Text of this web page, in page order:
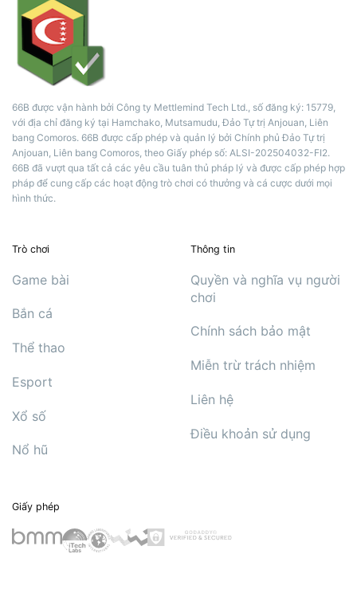
66B được vận hành bởi Công ty Mettlemind Tech Ltd., số đăng ký: 15779,
với địa chỉ đăng ký tại Hamchako, Mutsamudu, Đảo Tự trị Anjouan, Liên
bang Comoros. 66B được cấp phép và quản lý bởi Chính phủ Đảo Tự trị
Anjouan, Liên bang Comoros, theo Giấy phép số: ALSI-202504032-FI2.
66B đã vượt qua tất cả các yêu cầu tuân thủ pháp lý và được cấp phép hợp
pháp để cung cấp các hoạt động trò chơi có thưởng và cá cược dưới mọi
hình thức.
Trò chơi
Game bài
Bắn cá
Thể thao
Esport
Xổ số
Nổ hũ
Thông tin
Quyền và nghĩa vụ người
chơi
Chính sách bảo mật
Miễn trừ trách nhiệm
Liên hệ
Điều khoản sử dụng
Giấy phép